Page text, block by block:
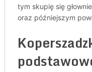
tym skupię się
oraz późniejszym